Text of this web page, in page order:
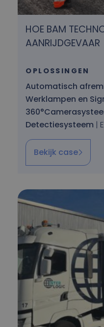
HOE BAM
AANRIJDGEVAAR
OPLOSSINGEN
Automatisch
Werklampen en
Detectiesysteem |
Bekijk case